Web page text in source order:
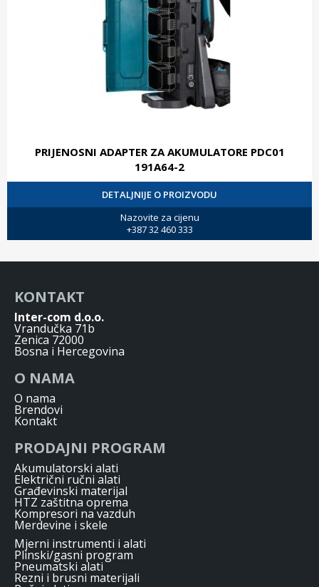
PRIJENOSNI ADAPTER ZA AKUMULATORE PDC01
191A64-2
DETALJNIJE O PROIZVODU
Nazovite za cijenu
+387 32 460 333
KONTAKT
Inter-com d.o.o.
Vrandučka 71b
Zenica 72000
Bosna i Hercegovina
O NAMA
O nama
Brendovi
Kontakt
PRODAJNI PROGRAM
Akumulatorski alati
Električni ručni alati
Građevinski materijal
HTZ zaštitna oprema
Kompresori na vazduh
Merdevine i skele
Mjerni instrumenti i alati
Plinski/gasni program
Pneumatski alati
Rezni i brusni materijali